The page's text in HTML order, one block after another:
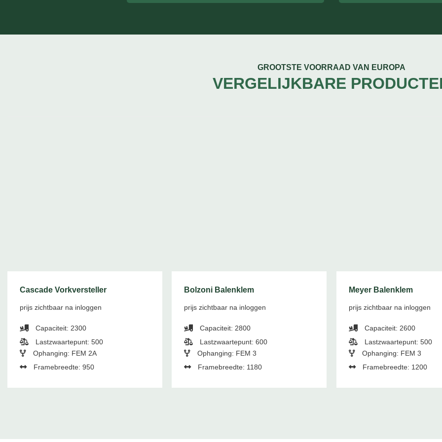
GROOTSTE VOORRAAD VAN EUROPA
VERGELIJKBARE
Cascade Vorkversteller
prijs zichtbaar na inloggen
Capaciteit: 2300
Lastzwaartepunt: 500
Ophanging: FEM 2A
Framebreedte: 950
Bolzoni Balenklem
prijs zichtbaar na inloggen
Capaciteit: 2800
Lastzwaartepunt: 600
Ophanging: FEM 3
Framebreedte: 1180
Meyer Balenklem
prijs zichtbaar na inloggen
Capaciteit: 2600
Lastzwaartepunt: 500
Ophanging: FEM 3
Framebreedte: 1200